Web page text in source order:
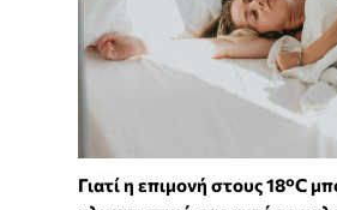
Γιατί η επιμονή στους 18°C